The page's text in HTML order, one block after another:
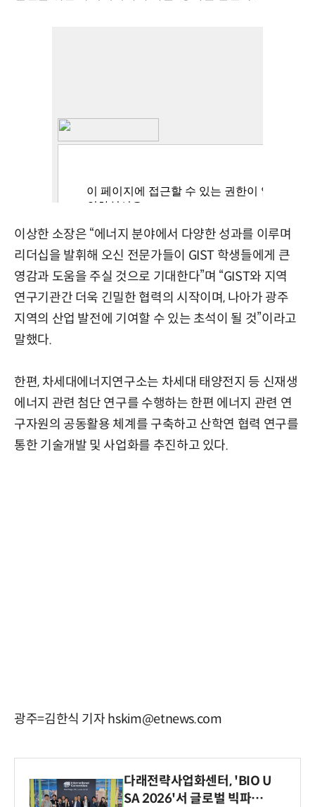
이상한 소장은 “에너지 분야에서 다양한 성과를 이루며
리더십을 발휘해 오신 전문가들이 GIST 학생들에게 큰
영감과 도움을 주실 것으로 기대한다”며 “GIST와 지역
연구기관간 더욱 긴밀한 협력의 시작이며, 나아가 광주
지역의 산업 발전에 기여할 수 있는 초석이 될 것”이라고
말했다.
한편, 차세대에너지연구소는 차세대 태양전지 등 신재생
에너지 관련 첨단 연구를 수행하는 한편 에너지 관련 연
구자원의 공동활용 체계를 구축하고 산학연 협력 연구를
통한 기술개발 및 사업화를 추진하고 있다.
광주=김한식 기자 hskim@etnews.com
다래전략사업화센터, 'BIO U
SA 2026'서 글로벌 빅파마